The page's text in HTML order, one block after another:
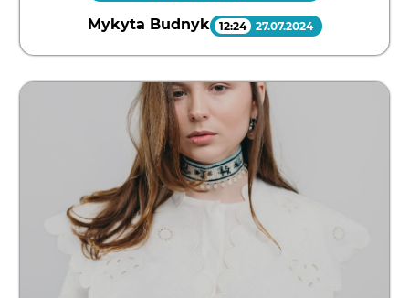
Mykyta Budnyk 12:24 27.07.2024